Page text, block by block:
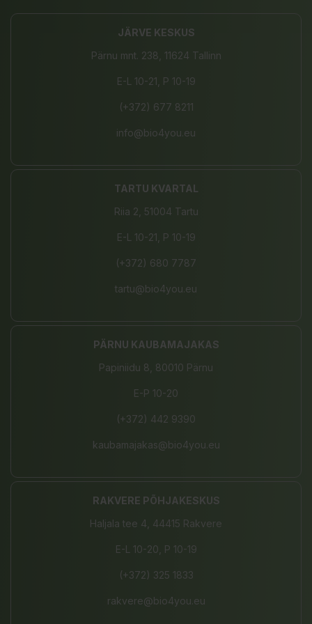
JÄRVE KESKUS
Pärnu mnt. 238, 11624 Tallinn
E-L 10-21, P 10-19
(+372) 677 8211
info@bio4you.eu
TARTU KVARTAL
Riia 2, 51004 Tartu
E-L 10-21, P 10-19
(+372) 680 7787
tartu@bio4you.eu
PÄRNU KAUBAMAJAKAS
Papiniidu 8, 80010 Pärnu
E-P 10-20
(+372) 442 9390
kaubamajakas@bio4you.eu
RAKVERE PÕHJAKESKUS
Haljala tee 4, 44415 Rakvere
E-L 10-20, P 10-19
(+372) 325 1833
rakvere@bio4you.eu